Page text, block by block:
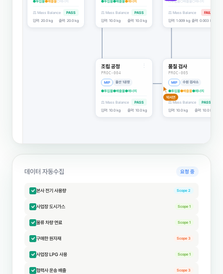
데이터 자동수집 요청 완료
본사 전기 사용량 Scope 2
사업장 도시가스 Scope 1
물류 차량 연료 Scope 1
구매한 원자재 Scope 3
사업장 LPG 사용 Scope 1
협력사 운송 배출 Scope 3
●투입물●배출물○에너지
⚖ Mass Balance
PASS
입력: 20.0 kg
출력: 20.0 kg
●투입물●배출물●에너지
⚖ Mass Balance
PASS
입력: 10.0 kg
출력: 10.0 kg
○투입물 ○배출물 ○에너지
⚖ Mass Balance
FAIL
입력: 1.009 kg 출력: 0.003 kg
조립 공정 ⋮
PROC-004
MIP 울산 1공장
●투입물●배출물●에너지
⚖ Mass Balance
PASS
입력: 10.0 kg
출력: 10.0 kg
품질 검사
PROC-005
MIP 수원 검사소
●투입물●배출물●에너지
⚖ Mass Balance
PASS
입력: 10.0 kg
출력: 10.0 kg
박서연